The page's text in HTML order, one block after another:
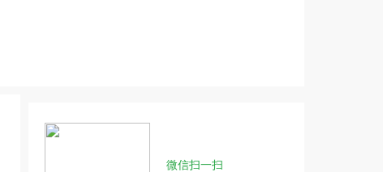
微信扫一扫